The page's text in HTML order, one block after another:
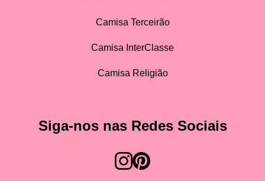
Camisa Terceirão
Camisa InterClasse
Camisa Religião
Siga-nos nas Redes Sociais